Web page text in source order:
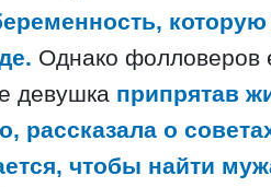
Однако фолловеров
девушка припрятав
рассказала о
чтобы найти